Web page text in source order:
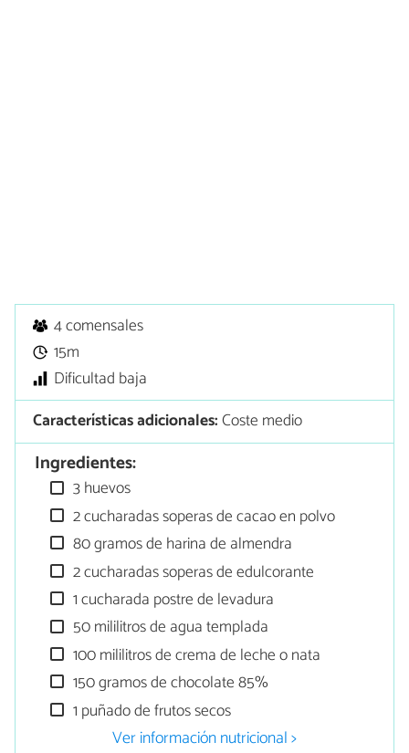
4 comensales
15m
Dificultad baja
Características adicionales:Coste medio
Ingredientes:
3 huevos
2 cucharadas soperas de cacao en polvo
80 gramos de harina de almendra
2 cucharadas soperas de edulcorante
1 cucharada postre de levadura
50 mililitros de agua templada
100 mililitros de crema de leche o nata
150 gramos de chocolate 85%
1 puñado de frutos secos
Ver información nutricional >